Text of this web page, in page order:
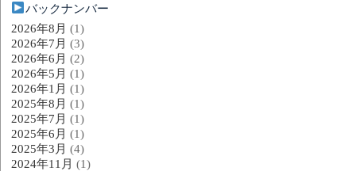
バックナンバー
2026年8月 (1)
2026年7月 (3)
2026年6月 (2)
2026年5月 (1)
2026年1月 (1)
2025年8月 (1)
2025年7月 (1)
2025年6月 (1)
2025年3月 (4)
2024年11月 (1)